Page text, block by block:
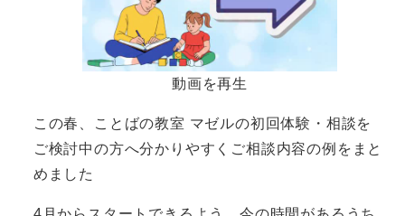
動画を再生
この春、ことばの教室 マゼルの初回体験・相談を
ご検討中の方へ分かりやすくご相談内容の例をまと
めました